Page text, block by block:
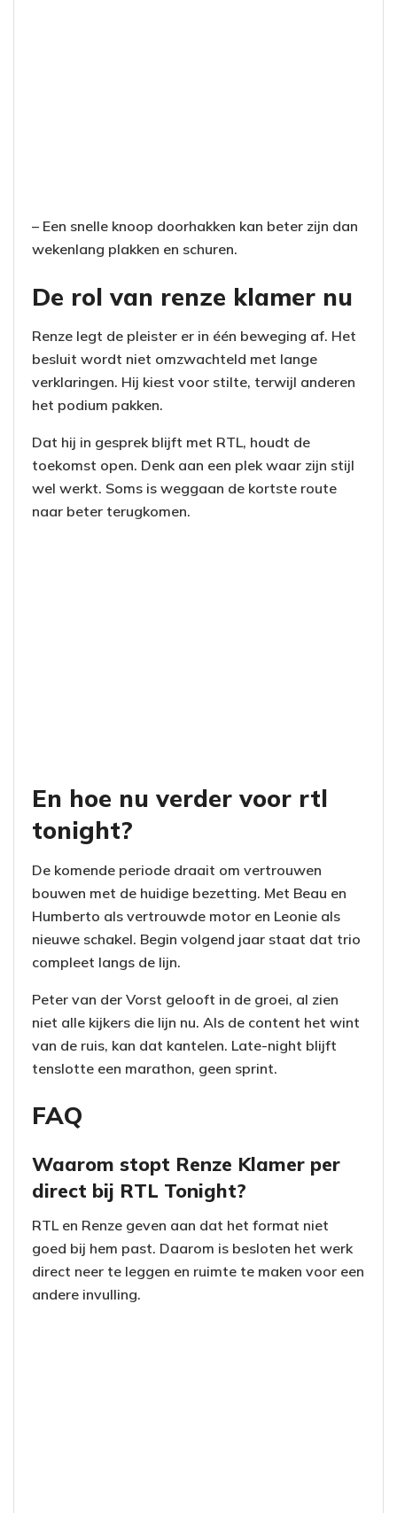
– Een snelle knoop doorhakken kan beter zijn dan
wekenlang plakken en schuren.
De rol van renze klamer nu
Renze legt de pleister er in één beweging af. Het
besluit wordt niet omzwachteld met lange
verklaringen. Hij kiest voor stilte, terwijl anderen
het podium pakken.
Dat hij in gesprek blijft met RTL, houdt de
toekomst open. Denk aan een plek waar zijn stijl
wel werkt. Soms is weggaan de kortste route
naar beter terugkomen.
En hoe nu verder voor rtl
tonight?
De komende periode draait om vertrouwen
bouwen met de huidige bezetting. Met Beau en
Humberto als vertrouwde motor en Leonie als
nieuwe schakel. Begin volgend jaar staat dat trio
compleet langs de lijn.
Peter van der Vorst gelooft in de groei, al zien
niet alle kijkers die lijn nu. Als de content het wint
van de ruis, kan dat kantelen. Late-night blijft
tenslotte een marathon, geen sprint.
FAQ
Waarom stopt Renze Klamer per
direct bij RTL Tonight?
RTL en Renze geven aan dat het format niet
goed bij hem past. Daarom is besloten het werk
direct neer te leggen en ruimte te maken voor een
andere invulling.